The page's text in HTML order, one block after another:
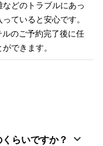
どのトラブルにあっ
ていると安心です。
のご予約完了後に任
できます。
らいですか？